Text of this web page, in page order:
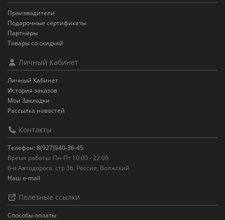
Производители
Подарочные сертификаты
Партнёры
Товары со скидкой
Личный Кабинет
Личный Кабинет
История заказов
Мои Закладки
Рассылка новостей
Контакты
Телефон: 8(927)540-36-45
Время работы: Пн-Пт 10:00 - 22:00
6-я Автодорога. стр 36, Россия, Волжский
Наш e-mail
Полезные ссылки
Способы оплаты